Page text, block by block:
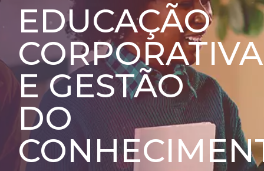
EDUCAÇÃO
CORPORATIVA
E GESTÃO
DO